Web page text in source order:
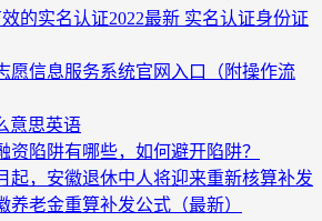
效的实名认证2022最新 实名认证身份证
愿信息服务系统官网入口（附操作流
意思英语
资陷阱有哪些，如何避开陷阱？
起，安徽退休中人将迎来重新核算补发
养老金重算补发公式（最新）